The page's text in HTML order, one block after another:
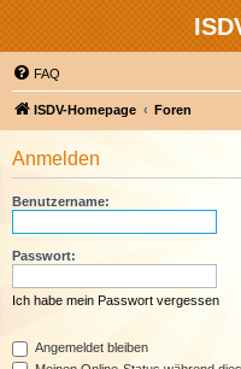
FAQ
ISDV-Homepage Foren
Anmelden
Benutzername:
Passwort:
Ich habe mein Passwort vergessen
Angemeldet bleiben